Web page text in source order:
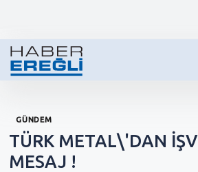
GÜNDEM
TÜRK METAL\'DAN
MESAJ !